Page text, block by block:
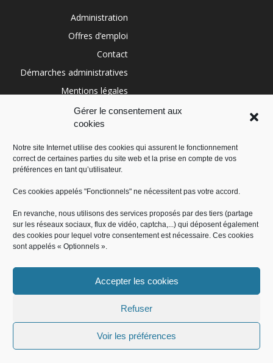
Gérer le consentement aux
cookies
Notre site Internet utilise des cookies qui assurent le fonctionnement
correct de certaines parties du site web et la prise en compte de vos
préférences en tant qu’utilisateur.
Ces cookies appelés "Fonctionnels" ne nécessitent pas votre accord.
En revanche, nous utilisons des services proposés par des tiers (partage
sur les réseaux sociaux, flux de vidéo, captcha,...) qui déposent également
des cookies pour lequel votre consentement est nécessaire. Ces cookies
sont appelés « Optionnels ».
Accepter les cookies
Refuser
Voir les préférences
Administration
Offres d’emploi
Contact
Démarches administratives
Mentions légales
Conditions générales
Politique de cookies (UE)
RÉGION SUD
Mentions légales
© Mairie de Saint-Jeannet 2018, tous droits réservés - Produit par le
SICTIAM